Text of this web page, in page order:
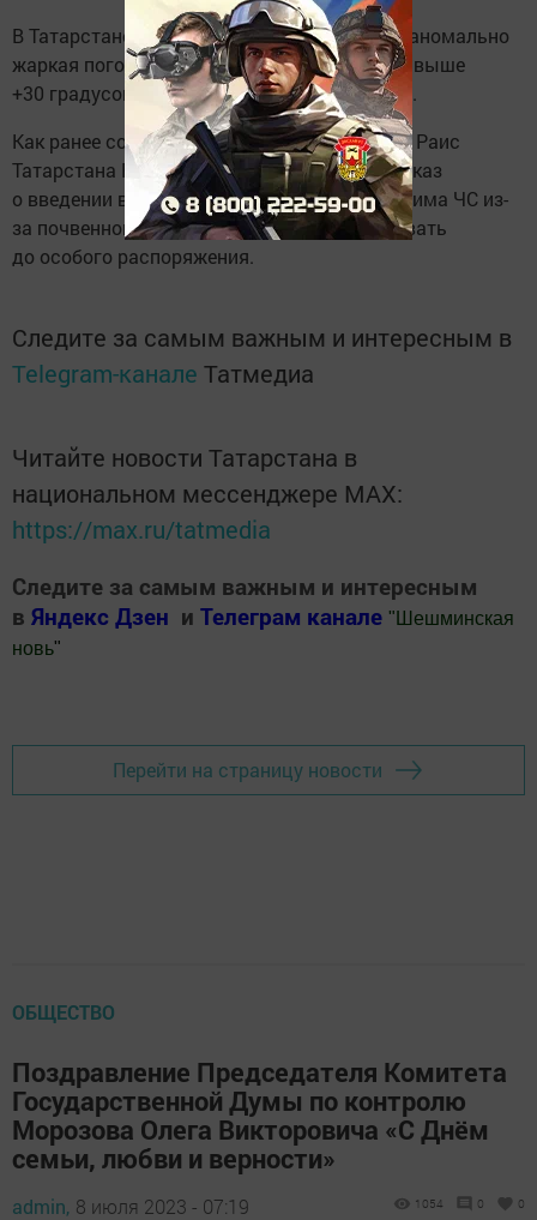
В Татарстане на этой неделе установилась аномально
жаркая погода с дневными температурами выше
+30 градусов, а также отсутствием осадков.
Как ранее сообщал «Татар-информ», 3 июля Раис
Татарстана Рустам Минниханов подписал указ
о введении во всех районах республики режима ЧС из-
за почвенной засухи. Режим будет действовать
до особого распоряжения.
Следите за самым важным и интересным в
Telegram-канале Татмедиа
Читайте новости Татарстана в
национальном мессенджере MАХ:
https://max.ru/tatmedia
Следите за самым важным и интересным
в Яндекс Дзен и Телеграм канале " Шешминская
новь"
Перейти на страницу новости
ОБЩЕСТВО
Поздравление Председателя Комитета
Государственной Думы по контролю
Морозова Олега Викторовича «С Днём
семьи, любви и верности»
admin, 8 июля 2023 - 07:19 1054 0 0